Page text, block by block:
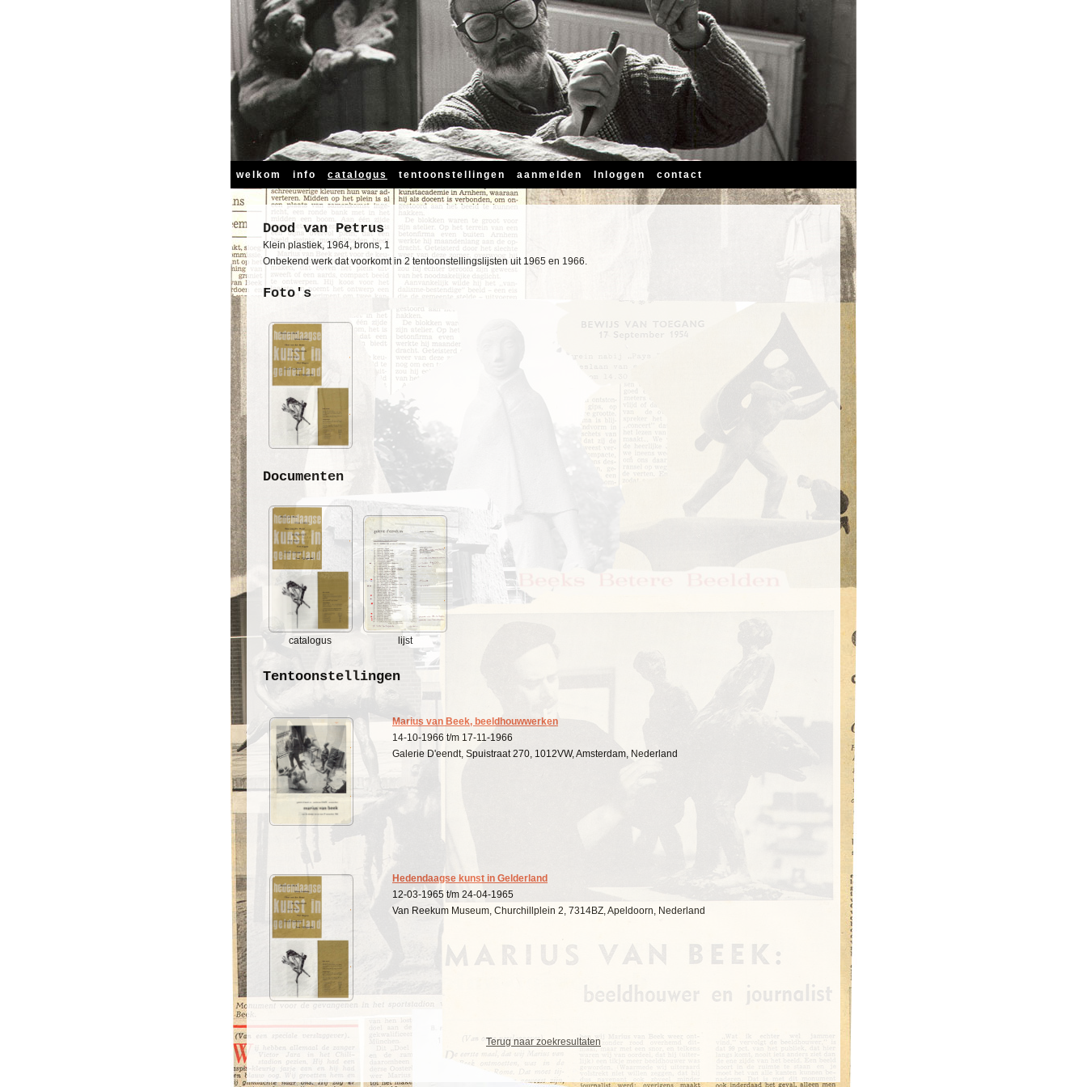
welkom info catalogus tentoonstellingen aanmelden Inloggen contact
Dood van Petrus
Klein plastiek, 1964, brons, 1
Onbekend werk dat voorkomt in 2 tentoonstellingslijsten uit 1965 en 1966.
Foto's
Documenten
catalogus lijst
Tentoonstellingen
Marius van Beek, beeldhouwwerken
14-10-1966 t/m 17-11-1966
Galerie D'eendt, Spuistraat 270, 1012VW, Amsterdam, Nederland
Hedendaagse kunst in Gelderland
12-03-1965 t/m 24-04-1965
Van Reekum Museum, Churchillplein 2, 7314BZ, Apeldoorn, Nederland
Terug naar zoekresultaten